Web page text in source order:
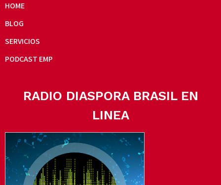
HOME
BLOG
SERVICIOS
PODCAST EMP
RADIO DIASPORA BRASIL EN
LINEA